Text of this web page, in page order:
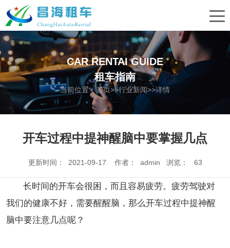
CAR RENTAI GUIDE
租车指南
当前位置：首页>>行业新闻>>详情
开车过程中提神醒脑中要掌握几点
更新时间： 2021-09-17 作者： admin 浏览： 63
长时间的开车会很困，而且容易疲劳。疲劳驾驶对
我们的健康不好，需要醒醒脑，那么开车过程中提神醒
脑中要注意几点呢？